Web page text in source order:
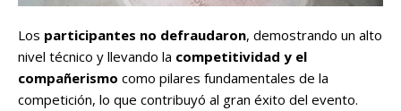
Los participantes no defraudaron, demostrando un alto
nivel técnico y llevando la competitividad y el
compañerismo como pilares fundamentales de la
competición, lo que contribuyó al gran éxito del evento.